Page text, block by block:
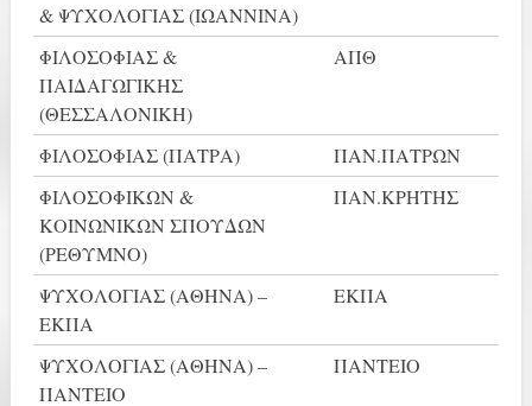
& ΨΥΧΟΛΟΓΙΑΣ (ΙΩΑΝΝΙΝΑ)
ΦΙΛΟΣΟΦΙΑΣ &
ΠΑΙΔΑΓΩΓΙΚΗΣ
(ΘΕΣΣΑΛΟΝΙΚΗ)
ΑΠΘ
ΦΙΛΟΣΟΦΙΑΣ (ΠΑΤΡΑ)
ΠΑΝ.ΠΑΤΡΩΝ
ΦΙΛΟΣΟΦΙΚΩΝ &
ΚΟΙΝΩΝΙΚΩΝ ΣΠΟΥΔΩΝ
(ΡΕΘΥΜΝΟ)
ΠΑΝ.ΚΡΗΤΗΣ
ΨΥΧΟΛΟΓΙΑΣ (ΑΘΗΝΑ) –
ΕΚΠΑ
ΕΚΠΑ
ΨΥΧΟΛΟΓΙΑΣ (ΑΘΗΝΑ) –
ΠΑΝΤΕΙΟ
ΠΑΝΤΕΙΟ